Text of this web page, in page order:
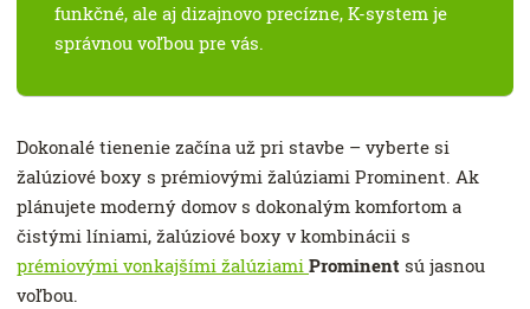
funkčné, ale aj dizajnovo precízne, K-system je
správnou voľbou pre vás.
Dokonalé tienenie začína už pri stavbe – vyberte si
žalúziové boxy s prémiovými žalúziami Prominent. Ak
plánujete moderný domov s dokonalým komfortom a
čistými líniami, žalúziové boxy v kombinácii s
prémiovými vonkajšími žalúziami Prominent sú jasnou
voľbou.